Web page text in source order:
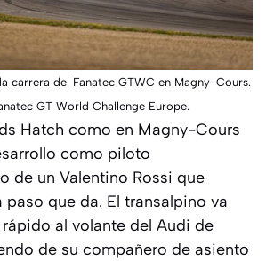
carrera del Fanatec GTWC en Magny-Cours.
GT World Challenge Europe.
Hatch como en Magny-Cours
como piloto
de un Valentino Rossi que
paso que da. El transalpino va
al volante del Audi de
de su compañero de asiento